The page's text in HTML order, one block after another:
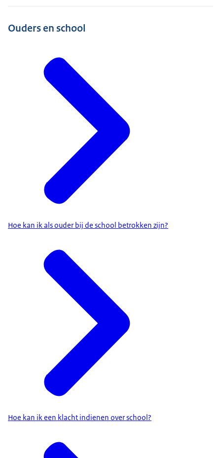
Ouders en school
Hoe kan ik als ouder bij de school betrokken zijn?
Hoe kan ik een klacht indienen over school?